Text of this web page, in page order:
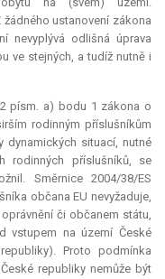
ustanovení zákona
nevyplývá odlišná úprava
ve stejných, a tudíž nutně i
písm. a) bodu 1 zákona o
rodinným příslušníkům
dynamických situací, nutné
rodinných příslušníků, se
Směrnice 2004/38/ES
občana EU nevyžaduje,
či občanem státu,
vstupem na území České
Proto podmínka
republiky nemůže být